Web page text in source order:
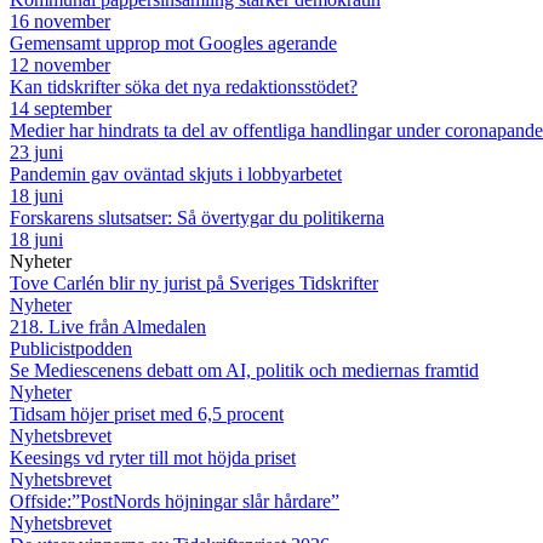
16 november
Gemensamt upprop mot Googles agerande
12 november
Kan tidskrifter söka det nya redaktionsstödet?
14 september
Medier har hindrats ta del av offentliga handlingar under
23 juni
Pandemin gav oväntad skjuts i lobbyarbetet
18 juni
Forskarens slutsatser: Så övertygar du politikerna
18 juni
Nyheter
Tove Carlén blir ny jurist på Sveriges Tidskrifter
Nyheter
218. Live från Almedalen
Publicistpodden
Se Mediescenens debatt om AI, politik och mediernas framtid
Nyheter
Tidsam höjer priset med 6,5 procent
Nyhetsbrevet
Keesings vd ryter till mot höjda priset
Nyhetsbrevet
Offside:”PostNords höjningar slår hårdare”
Nyhetsbrevet